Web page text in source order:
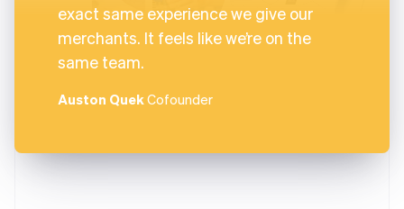
exact same experience we give our
merchants. It feels like we’re on the
same team.
Auston QuekCofounder